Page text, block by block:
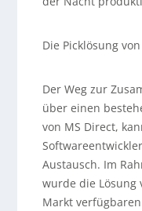
Die Picklösung
Der Weg zur
über einen
von MS Direct,
Austausch. Im
wurde die Lösung
Markt